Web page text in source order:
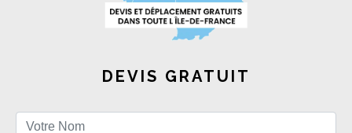
DEVIS GRATUIT